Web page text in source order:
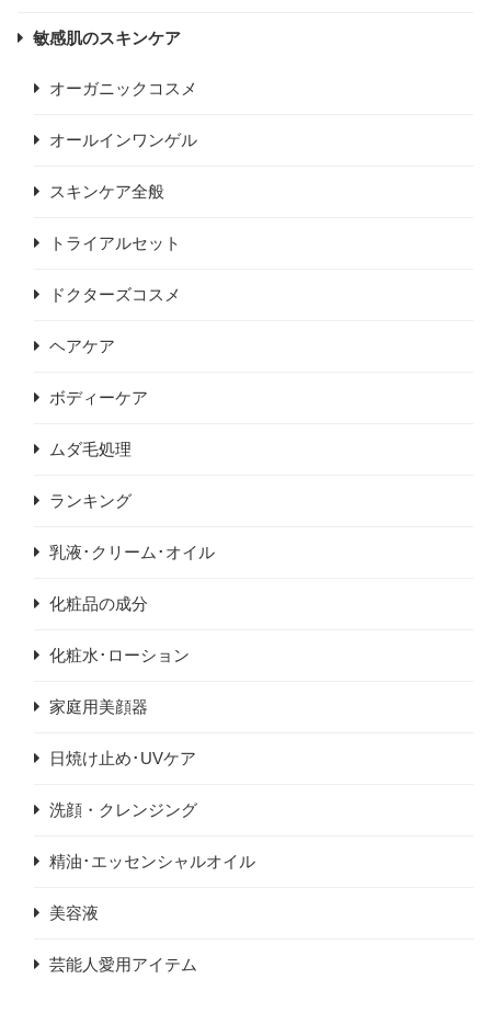
敏感肌のスキンケア
オーガニックコスメ
オールインワンゲル
スキンケア全般
トライアルセット
ドクターズコスメ
ヘアケア
ボディーケア
ムダ毛処理
ランキング
乳液･クリーム･オイル
化粧品の成分
化粧水･ローション
家庭用美顔器
日焼け止め･UVケア
洗顔・クレンジング
精油･エッセンシャルオイル
美容液
芸能人愛用アイテム